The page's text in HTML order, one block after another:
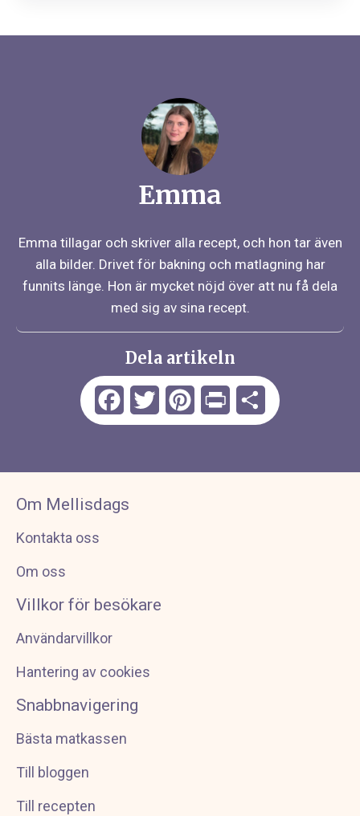
Emma
Emma tillagar och skriver alla recept, och hon tar även
alla bilder. Drivet för bakning och matlagning har
funnits länge. Hon är mycket nöjd över att nu få dela
med sig av sina recept.
Dela artikeln
FacebookTwitter PinterestPrint Dela
Om Mellisdags
Kontakta oss
Om oss
Villkor för besökare
Användarvillkor
Hantering av cookies
Snabbnavigering
Bästa matkassen
Till bloggen
Till recepten